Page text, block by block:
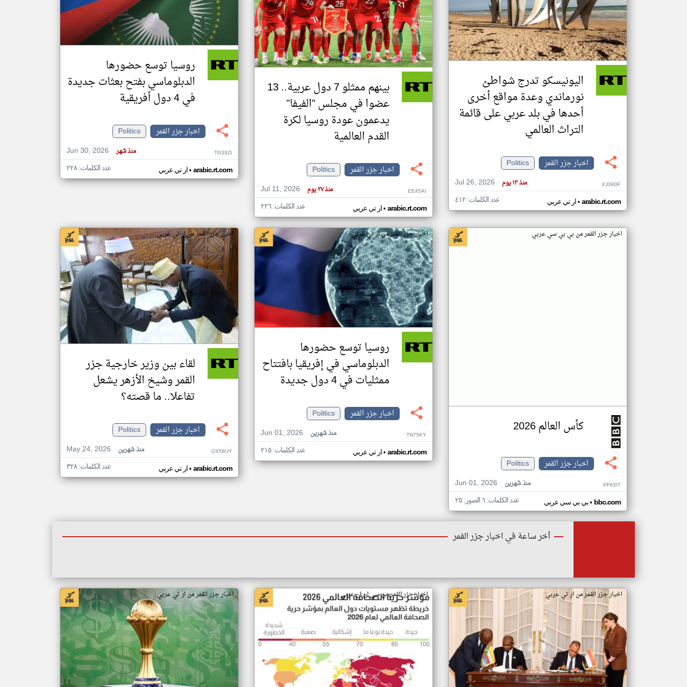
تغيير الدولة
اخبار جزر القمر على مدار الساعة
أهم اخبار جزر القمر العاجلة والمباشرة
اليونيسكو تدرج شواطئ
نورماندي وعدة مواقع أخرى
أحدها في بلد عربي على قائمة
التراث العالمي
اخبار جزر القمر
Politics
Jul 26, 2026
منذ ١٣ يوم XJ39DF
ار تي عربي• arabic.rt.com عدد الكلمات: ٤١٢
بينهم ممثلو 7 دول عربية.. 13
عضوا في مجلس "الفيفا"
يدعمون عودة روسيا لكرة
القدم العالمية
اخبار جزر القمر
Politics
Jul 11, 2026
منذ ٢٧ يوم EE45AI
ار تي عربي• arabic.rt.com عدد الكلمات: ٢٢٦
روسيا توسع حضورها
الدبلوماسي بفتح بعثات جديدة
في 4 دول أفريقية
اخبار جزر القمر
Politics
Jun 30, 2026
منذ شهر TG39ZI
ار تي عربي• arabic.rt.com عدد الكلمات: ٢٢٨
اخبار جزر القمر من بي بي سي عربي
كأس العالم 2026
اخبار جزر القمر
Politics
Jun 01, 2026
منذ شهرين PF63IT
بي بي سي عربي• bbc.com عدد الكلمات: ٦ الصور: ٢٥
اخبار جزر القمر من ار تي عربي
روسيا توسع حضورها
الدبلوماسي في إفريقيا بافتتاح
ممثليات في 4 دول جديدة
اخبار جزر القمر
Politics
Jun 01, 2026
منذ شهرين TN75KY
ار تي عربي• arabic.rt.com عدد الكلمات: ٢١٥
اخبار جزر القمر من ار تي عربي
لقاء بين وزير خارجية جزر
القمر وشيخ الأزهر يشعل
تفاعلا.. ما قصته؟
اخبار جزر القمر
Politics
May 24, 2026
منذ شهرين OX58UY
ار تي عربي• arabic.rt.com عدد الكلمات: ٣٢٨
أخر ساعة في اخبار جزر القمر
اخبار جزر القمر من ار تي عربي اخبار جزر القمر من سي ان ان عربي اخبار جزر القمر من ار تي عربي
klyoum.com